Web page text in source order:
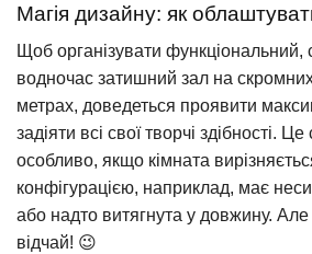
Магія дизайну: як
Щоб організувати функціональний,
водночас затишний зал на
метрах, доведеться проявити
задіяти всі свої творчі здібності.
особливо, якщо кімната
конфігурацією, наприклад, має
або надто витягнута у довжину.
відчай! 😉